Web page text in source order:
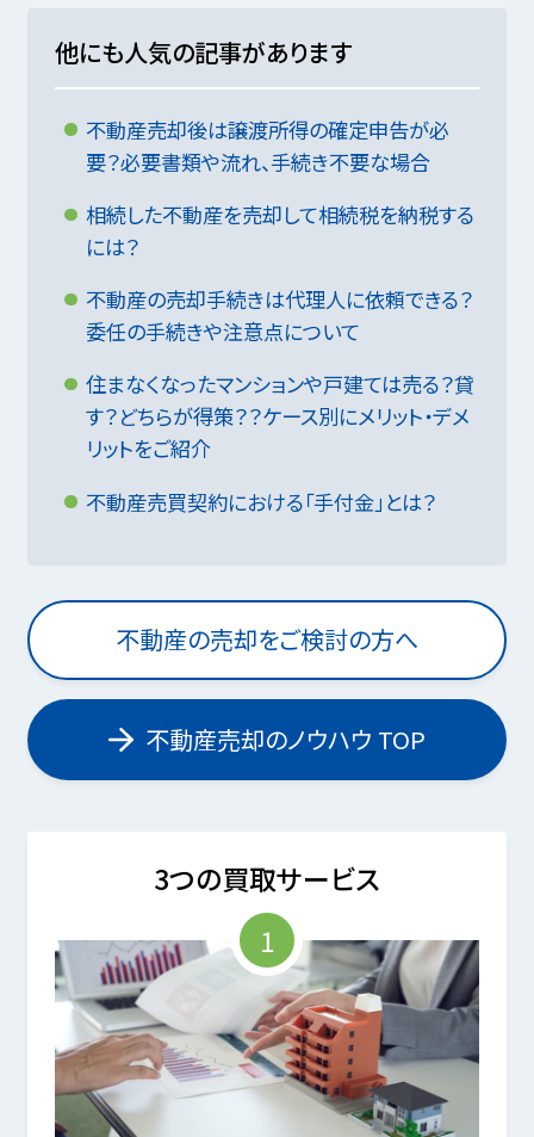
他にも人気の記事があります
不動産売却後は譲渡所得の確定申告が必
要？必要書類や流れ、手続き不要な場合
相続した不動産を売却して相続税を納税する
には？
不動産の売却手続きは代理人に依頼できる？
委任の手続きや注意点について
住まなくなったマンションや戸建ては売る？貸
す？どちらが得策？？ケース別にメリット・デメ
リットをご紹介
不動産売買契約における「手付金」とは？
不動産の売却をご検討の方へ
不動産売却のノウハウ TOP
3つの買取サービス
1